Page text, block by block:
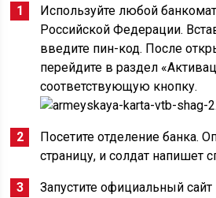
Используйте любой
Российской Федерации.
введите пин-код. После
перейдите в раздел
соответствующую кнопку.
Посетите отделение банка.
страницу, и солдат напишет
Запустите официальный